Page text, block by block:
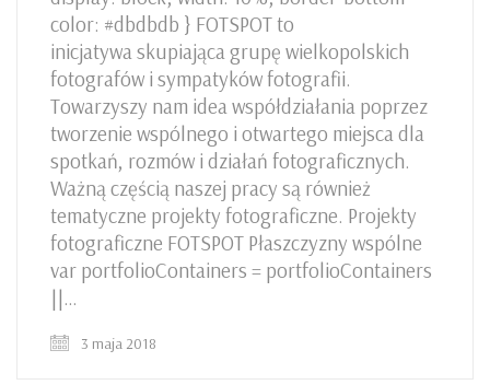
color: #dbdbdb } FOTSPOT to
inicjatywa skupiająca grupę wielkopolskich
fotografów i sympatyków fotografii.
Towarzyszy nam idea współdziałania poprzez
tworzenie wspólnego i otwartego miejsca dla
spotkań, rozmów i działań fotograficznych.
Ważną częścią naszej pracy są również
tematyczne projekty fotograficzne. Projekty
fotograficzne FOTSPOT Płaszczyzny wspólne
var portfolioContainers = portfolioContainers
||…
3 maja 2018